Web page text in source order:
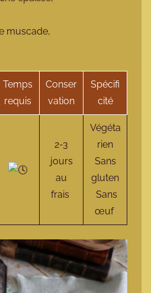
muscade,
Temps
requis
Conser
vation
Spécifi
cité
2-3
jours
au
frais
Végéta
rien
Sans
gluten
Sans
œuf